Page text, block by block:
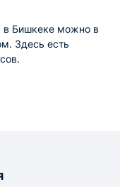
в Бишкеке можно в
Здесь есть